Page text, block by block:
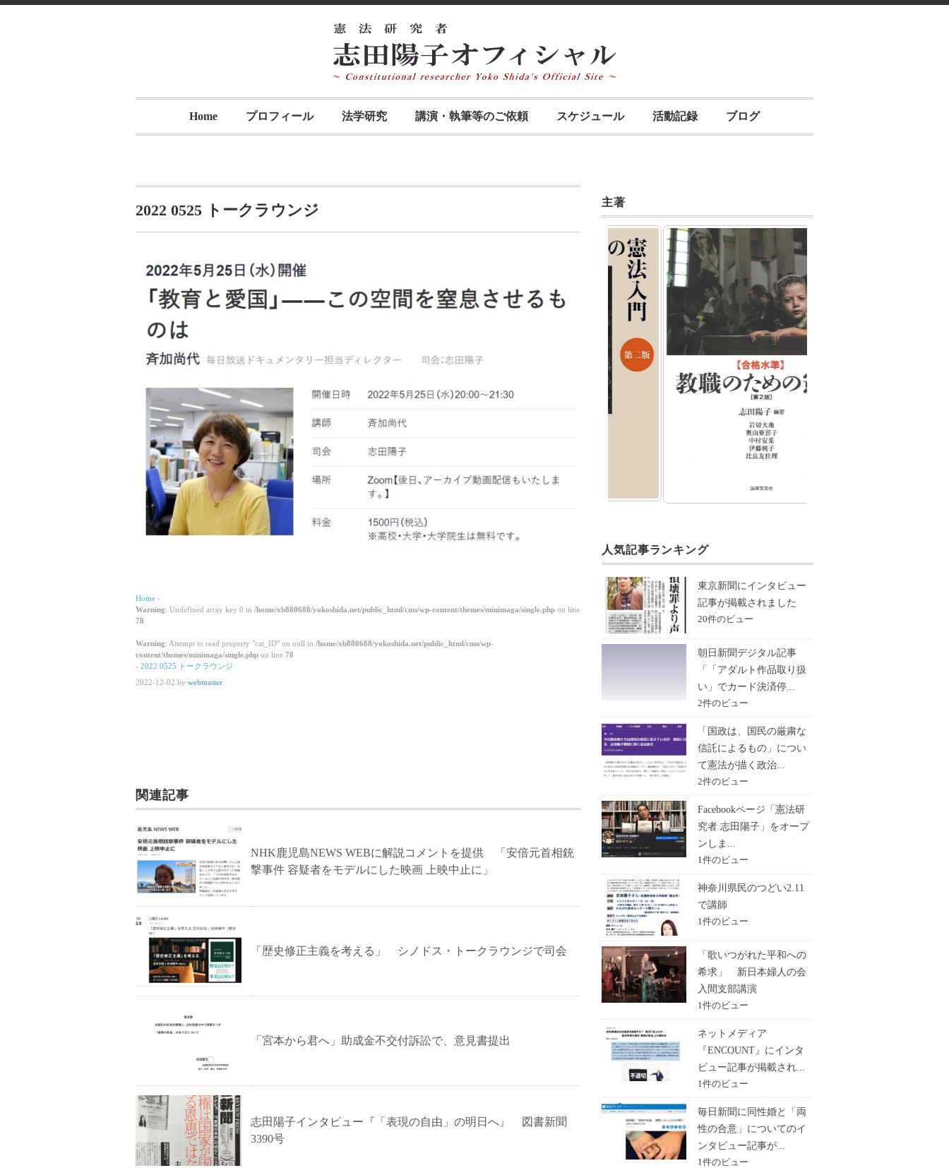
Home プロフィール 法学研究 講演・執筆等のご依頼 スケジュール 活動記録 ブログ
2022 0525 トークラウンジ
Home ›
Warning: Undefined array key 0 in /home/xb880688/yokoshida.net/public_html/cms/wp-content/themes/minimaga/single.php on line
78
Warning: Attempt to read property "cat_ID" on null in /home/xb880688/yokoshida.net/public_html/cms/wp-
content/themes/minimaga/single.php on line 78
› 2022 0525 トークラウンジ
2022-12-02 by webmaster
関連記事
NHK鹿児島NEWS WEBに解説コメントを提供 「安倍元首相銃
撃事件 容疑者をモデルにした映画 上映中止に」
「歴史修正主義を考える」 シノドス・トークラウンジで司会
「宮本から君へ」助成金不交付訴訟で、意見書提出
志田陽子インタビュー『「表現の自由」の明日へ』 図書新聞
3390号
主著
人気記事ランキング
東京新聞にインタビュー
記事が掲載されました
20件のビュー
朝日新聞デジタル記事
「「アダルト作品取り扱
い」でカード決済停...
2件のビュー
「国政は、国民の厳粛な
信託によるもの」につい
て憲法が描く政治...
2件のビュー
Facebookページ「憲法研
究者 志田陽子」をオープ
ンしま...
1件のビュー
神奈川県民のつどい2.11
で講師
1件のビュー
「歌いつがれた平和への
希求」 新日本婦人の会
入間支部講演
1件のビュー
ネットメディア
『ENCOUNT』にインタ
ビュー記事が掲載され...
1件のビュー
毎日新聞に同性婚と「両
性の合意」についてのイ
ンタビュー記事が...
1件のビュー